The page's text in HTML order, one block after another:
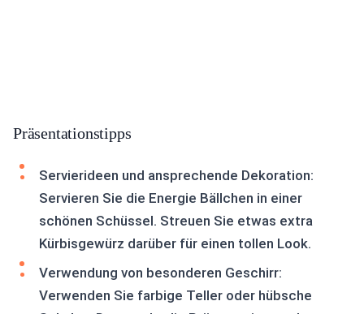
Präsentationstipps
Servierideen und ansprechende Dekoration:
Servieren Sie die Energie Bällchen in einer
schönen Schüssel. Streuen Sie etwas extra
Kürbisgewürz darüber für einen tollen Look.
Verwendung von besonderen Geschirr:
Verwenden Sie farbige Teller oder hübsche